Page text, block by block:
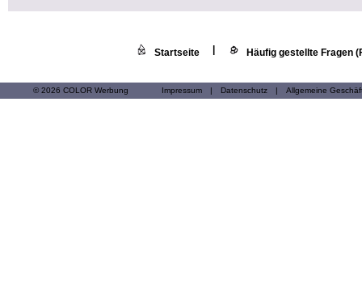
Startseite Häufig gestellte Fragen
© 2026 COLOR Werbung Impressum | Datenschutz | Allgemeine